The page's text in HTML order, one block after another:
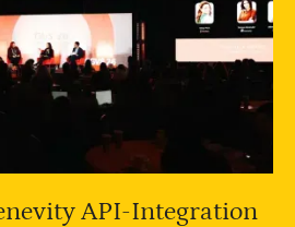
API-Integration